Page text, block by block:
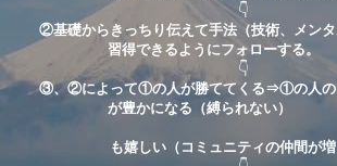
👇
②基礎からきっちり伝えて手法（技術、メン
習得できるようにフォロー
👇
③、②によって①の人が勝ててくる⇒①の人の
が豊かになる（縛られな
＝勝ててく
も嬉しい（コミュニティの仲間が増